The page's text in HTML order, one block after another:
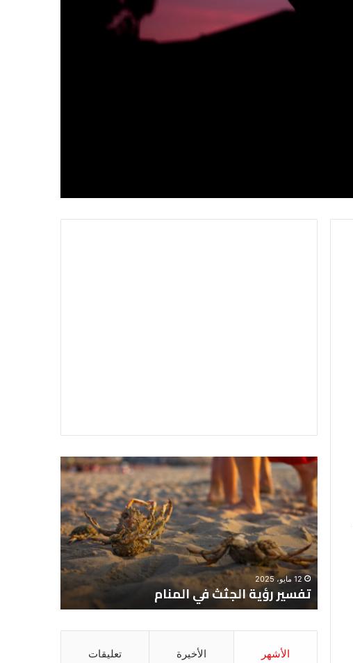
تفسير
رؤية
الجثث
في
المنام
12 مايو، 2025
تفسير رؤية الجثث في المنام
تفسير
اني
حارس
شخصي
الأشهر الأخيرة تعليقات